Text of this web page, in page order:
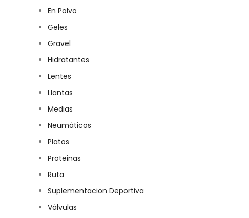
En Polvo
Geles
Gravel
Hidratantes
Lentes
Llantas
Medias
Neumáticos
Platos
Proteinas
Ruta
Suplementacion Deportiva
Válvulas